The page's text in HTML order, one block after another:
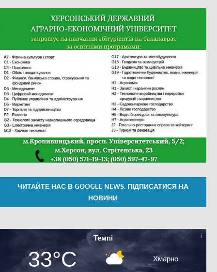
ЧИТАЙТЕ НАС В GOOGLE NEWS. ПІДПИСАТИСЯ НА
НОВИНИ
Темпі
33°C Хмарно